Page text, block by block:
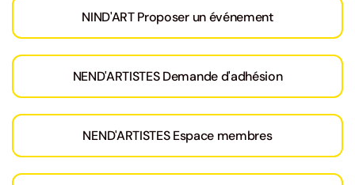
NIND'ART Proposer un événement
NEND'ARTISTES Demande d'adhésion
NEND'ARTISTES Espace membres